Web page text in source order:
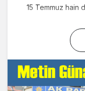
15 Temmuz hain